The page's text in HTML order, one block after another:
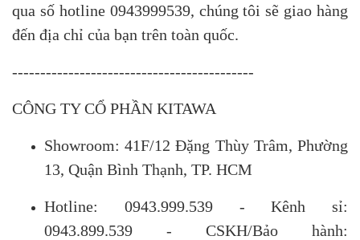
qua số hotline 0943999539, chúng tôi sẽ giao hàng
đến địa chỉ của bạn trên toàn quốc.
-------------------------------------------
CÔNG TY CỔ PHẦN KITAWA
Showroom: 41F/12 Đặng Thùy Trâm, Phường
13, Quận Bình Thạnh, TP. HCM
Hotline: 0943.999.539 - Kênh sỉ:
0943.899.539 - CSKH/Bảo hành: